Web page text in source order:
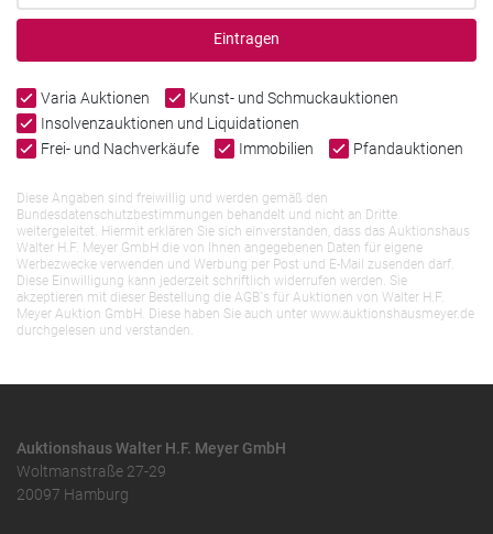
Eintragen
Varia Auktionen
Kunst- und Schmuckauktionen
Insolvenzauktionen und Liquidationen
Frei- und Nachverkäufe
Immobilien Pfandauktionen
Diese Angaben sind freiwillig und werden gemäß den
Bundesdatenschutzbestimmungen behandelt und nicht an Dritte
weitergeleitet. Hiermit erklären Sie sich einverstanden, dass das Auktionshaus
Walter H.F. Meyer GmbH die von Ihnen angegebenen Daten für eigene
Werbezwecke verwenden und Werbung per Post und E-Mail zusenden darf.
Diese Einwilligung kann jederzeit schriftlich widerrufen werden. Sie
akzeptieren mit dieser Bestellung die AGB`s für Auktionen von Walter H.F.
Meyer Auktion GmbH. Diese haben Sie auch unter www.auktionshausmeyer.de
durchgelesen und verstanden.
Auktionshaus Walter H.F. Meyer GmbH
Woltmanstraße 27-29
20097 Hamburg